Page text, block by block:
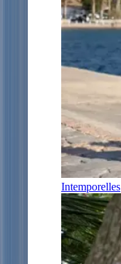
Intemporelles